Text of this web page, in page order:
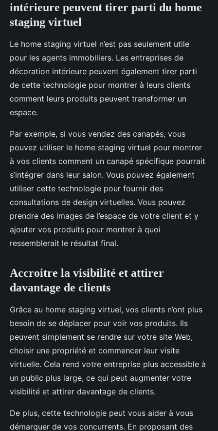
intérieure peuvent tirer parti du home
staging virtuel
Le home staging virtuel n’est pas seulement utile
pour les agents immobiliers. Les entreprises de
décoration intérieure peuvent également tirer parti
de cette technologie pour montrer à leurs clients
comment leurs produits peuvent transformer un
espace.
Par exemple, si vous vendez des canapés, vous
pouvez utiliser le home staging virtuel pour montrer
à vos clients comment un canapé spécifique pourrait
s’intégrer dans leur salon. Vous pouvez également
utiliser cette technologie pour fournir des
consultations de design virtuelles. Vous pouvez
prendre des images de l’espace de votre client et y
ajouter vos produits pour montrer à quoi
ressemblerait le résultat final.
Accroitre la visibilité et attirer
davantage de clients
Grâce au home staging virtuel, vos clients n’ont plus
besoin de se déplacer pour voir vos produits. Ils
peuvent simplement se rendre sur votre site Web,
choisir une propriété et commencer leur visite
virtuelle. Cela rend votre entreprise plus accessible à
un public plus large, ce qui peut augmenter votre
visibilité et attirer davantage de clients.
De plus, cette technologie peut vous aider à vous
démarquer de vos concurrents. En proposant des